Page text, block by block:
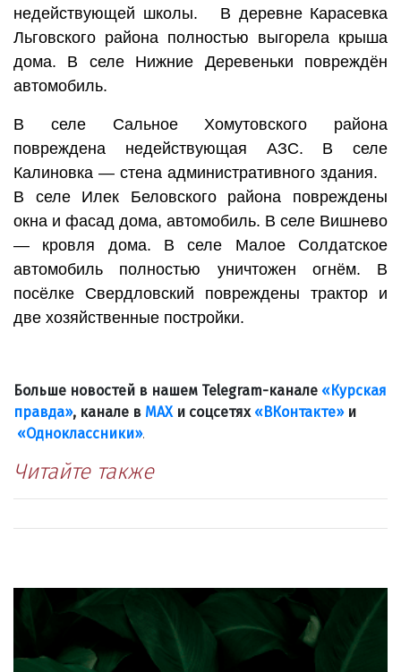
недействующей школы. В деревне Карасевка
Льговского района полностью выгорела крыша
дома. В селе Нижние Деревеньки повреждён
автомобиль.
В селе Сальное Хомутовского района
повреждена недействующая АЗС. В селе
Калиновка — стена административного здания.
В селе Илек Беловского района повреждены
окна и фасад дома, автомобиль. В селе Вишнево
— кровля дома. В селе Малое Солдатское
автомобиль полностью уничтожен огнём. В
посёлке Свердловский повреждены трактор и
две хозяйственные постройки.
Больше новостей в нашем Telegram-канале «Курская
правда», канале в МАХи соцсетях «ВКонтакте»и
«Одноклассники».
Читайте также